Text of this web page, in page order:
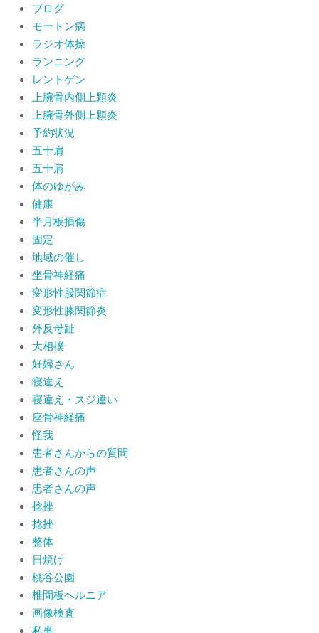
ブログ
モートン病
ラジオ体操
ランニング
レントゲン
上腕骨内側上顆炎
上腕骨外側上顆炎
予約状況
五十肩
五十肩
体のゆがみ
健康
半月板損傷
固定
地域の催し
坐骨神経痛
変形性股関節症
変形性膝関節炎
外反母趾
大相撲
妊婦さん
寝違え
寝違え・スジ違い
座骨神経痛
怪我
患者さんからの質問
患者さんの声
患者さんの声
捻挫
捻挫
整体
日焼け
桃谷公園
椎間板ヘルニア
画像検査